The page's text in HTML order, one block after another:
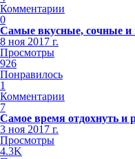
Комментарии
0
Самые вкусные, сочные и
8 ноя 2017 г.
Просмотры
926
Понравилось
1
Комментарии
7
Самое время отдохнуть и
3 ноя 2017 г.
Просмотры
4.3K